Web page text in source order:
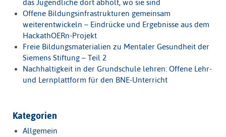
das Jugendliche dort abholt, wo sie sind
Offene Bildungsinfrastrukturen gemeinsam
weiterentwickeln – Eindrücke und Ergebnisse aus dem
HackathOERn-Projekt
Freie Bildungsmaterialien zu Mentaler Gesundheit der
Siemens Stiftung – Teil 2
Nachhaltigkeit in der Grundschule lehren: Offene Lehr-
und Lernplattform für den BNE-Unterricht
Kategorien
Allgemein